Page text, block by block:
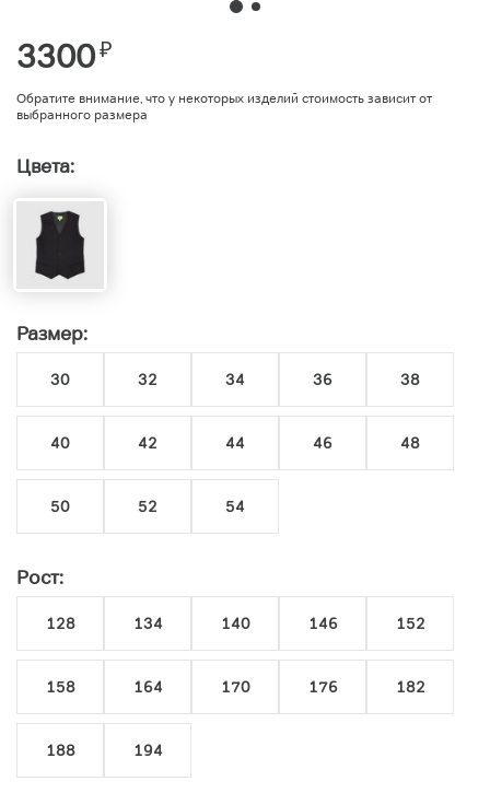
3300₽
Обратите внимание, что у некоторых изделий стоимость зависит от
выбранного размера
Цвета:
Размер:
30 32 34 36 38
40 42 44 46 48
50 52 54
Рост:
128 134 140 146 152
158 164 170 176 182
188 194